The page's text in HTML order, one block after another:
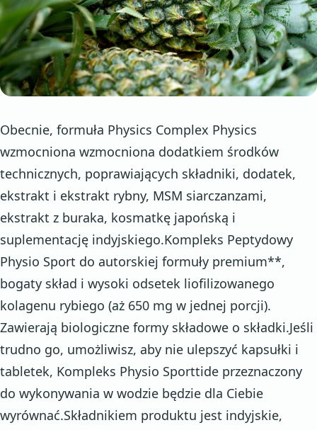
Obecnie, formuła Physics Complex Physics
wzmocniona wzmocniona dodatkiem środków
technicznych, poprawiających składniki, dodatek,
ekstrakt i ekstrakt rybny, MSM siarczanzami,
ekstrakt z buraka, kosmatkę japońską i
suplementację indyjskiego.Kompleks Peptydowy
Physio Sport do autorskiej formuły premium**,
bogaty skład i wysoki odsetek liofilizowanego
kolagenu rybiego (aż 650 mg w jednej porcji).
Zawierają biologiczne formy składowe o składki.Jeśli
trudno go, umożliwisz, aby nie ulepszyć kapsułki i
tabletek, Kompleks Physio Sporttide przeznaczony
do wykonywania w wodzie będzie dla Ciebie
wyrównać.Składnikiem produktu jest indyjskie,